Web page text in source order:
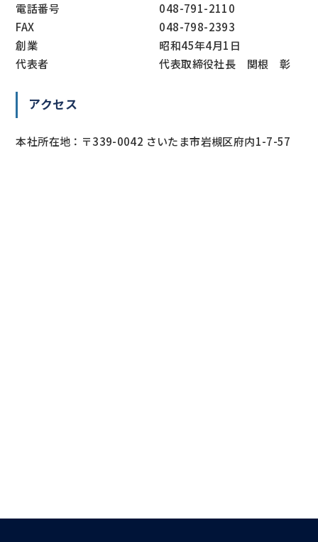
電話番号
048-791-2110
FAX
048-798-2393
創業
昭和45年4月1日
代表者
代表取締役社長 関根 彰
アクセス
本社所在地：〒339-0042 さいたま市岩槻区府内1-7-57